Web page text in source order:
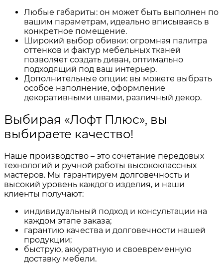
Любые габариты: он может быть выполнен по
вашим параметрам, идеально вписываясь в
конкретное помещение.
Широкий выбор обивки: огромная палитра
оттенков и фактур мебельных тканей
позволяет создать диван, оптимально
подходящий под ваш интерьер.
Дополнительные опции: вы можете выбрать
особое наполнение, оформление
декоративными швами, различный декор.
Выбирая «Лофт Плюс», вы
выбираете качество!
Наше производство – это сочетание передовых
технологий и ручной работы высококлассных
мастеров. Мы гарантируем долговечность и
высокий уровень каждого изделия, и наши
клиенты получают:
индивидуальный подход и консультации на
каждом этапе заказа;
гарантию качества и долговечности нашей
продукции;
быструю, аккуратную и своевременную
доставку мебели.